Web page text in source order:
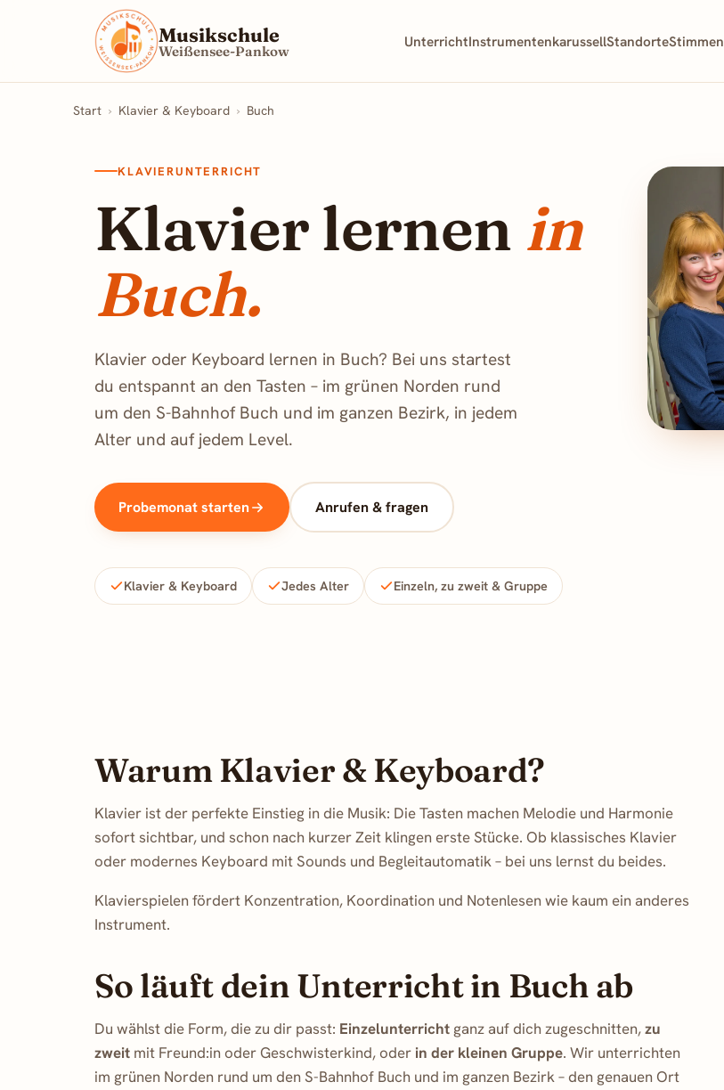
Musikschule
Weißensee-Pankow
UnterrichtInstrumentenkarussellStandorteStimmen
Start › Klavier & Keyboard › Buch
KLAVIERUNTERRICHT
Klavier lernen in
Buch.
Klavier oder Keyboard lernen in Buch? Bei uns startest
du entspannt an den Tasten – im grünen Norden rund
um den S-Bahnhof Buch und im ganzen Bezirk, in jedem
Alter und auf jedem Level.
Probemonat starten Anrufen & fragen
Klavier & Keyboard Jedes Alter Einzeln, zu zweit & Gruppe
Warum Klavier & Keyboard?
Klavier ist der perfekte Einstieg in die Musik: Die Tasten machen Melodie und Harmonie
sofort sichtbar, und schon nach kurzer Zeit klingen erste Stücke. Ob klassisches Klavier
oder modernes Keyboard mit Sounds und Begleitautomatik – bei uns lernst du beides.
Klavierspielen fördert Konzentration, Koordination und Notenlesen wie kaum ein anderes
Instrument.
So läuft dein Unterricht in Buch ab
Du wählst die Form, die zu dir passt: Einzelunterricht ganz auf dich zugeschnitten,zu
zweit mit Freund:in oder Geschwisterkind, oder in der kleinen Gruppe. Wir unterrichten
im grünen Norden rund um den S-Bahnhof Buch und im ganzen Bezirk – den genauen Ort